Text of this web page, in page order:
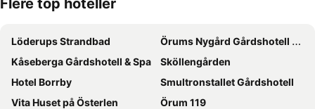
Flere top hoteller
Löderups Strandbad
Örums Nygård Gårdshotell Österlen
Kåseberga Gårdshotell & Spa
Sköllengården
Hotel Borrby
Smultronstallet Gårdshotell
Vita Huset på Österlen
Örum 119